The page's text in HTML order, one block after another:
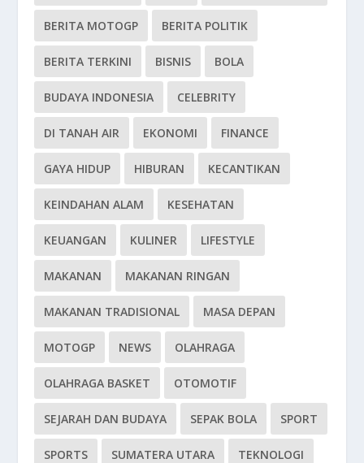
BERITA MOTOGP BERITA POLITIK
BERITA TERKINI BISNIS BOLA
BUDAYA INDONESIA CELEBRITY
DI TANAH AIR EKONOMI FINANCE
GAYA HIDUP HIBURAN KECANTIKAN
KEINDAHAN ALAM KESEHATAN
KEUANGAN KULINER LIFESTYLE
MAKANAN MAKANAN RINGAN
MAKANAN TRADISIONAL MASA DEPAN
MOTOGP NEWS OLAHRAGA
OLAHRAGA BASKET OTOMOTIF
SEJARAH DAN BUDAYA SEPAK BOLA SPORT
SPORTS SUMATERA UTARA TEKNOLOGI